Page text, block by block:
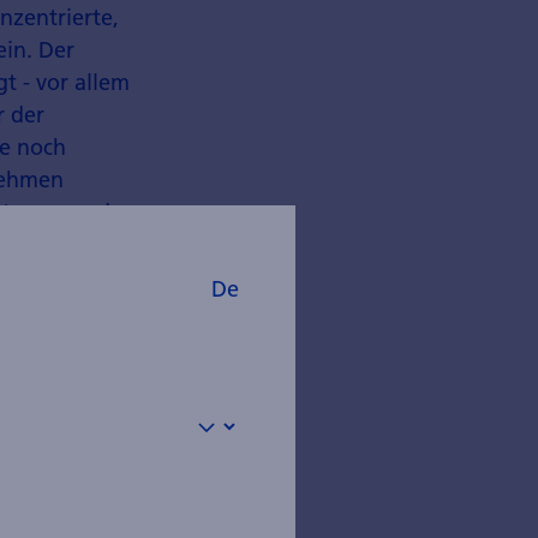
Der
- vor allem
der
noch
und
diese bei
ihrem
darin, die
De